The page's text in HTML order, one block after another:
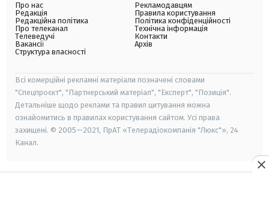
Про нас
Редакція
Редакційна політика
Про телеканал
Телеведучі
Вакансії
Структура власності
Рекламодавцям
Правила користування
Політика конфіденційності
Технічна інформація
Контакти
Архів
Всі комерційні рекламні матеріали позначені словами
"Спецпроєкт", "Партнерський матеріал", "Експерт", "Позиція".
Детальніше щодо реклами та правил цитування можна
ознайомитись в правилах користування сайтом. Усі права
захищені. © 2005—2021, ПрАТ «Телерадіокомпанія "Люкс"», 24
Канал.